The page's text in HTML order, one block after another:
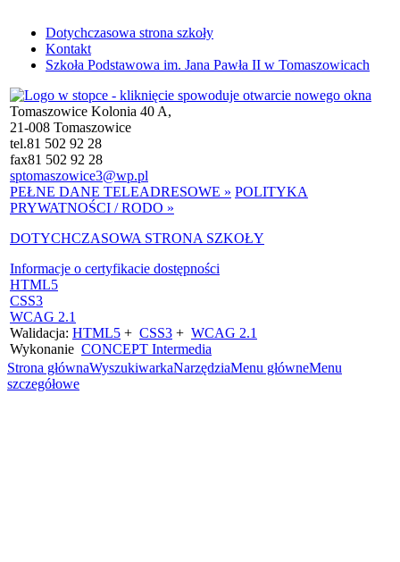
Dotychczasowa strona szkoły
Kontakt
Szkoła Podstawowa im. Jana Pawła II w Tomaszowicach
Tomaszowice Kolonia 40 A,
21-008 Tomaszowice
tel.81 502 92 28
fax81 502 92 28
sptomaszowice3@wp.pl
PEŁNE DANE TELEADRESOWE » POLITYKA
PRYWATNOŚCI / RODO »
DOTYCHCZASOWA STRONA SZKOŁY
Informacje o certyfikacie dostępności
HTML5
CSS3
WCAG 2.1
Walidacja: HTML5 + CSS3 + WCAG 2.1
Wykonanie CONCEPT Intermedia
Strona głównaWyszukiwarkaNarzędziaMenu główneMenu
szczegółowe